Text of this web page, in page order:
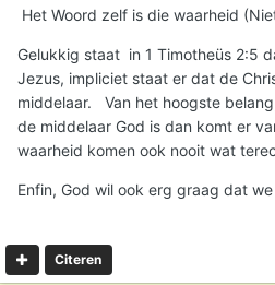
Het Woord zelf is die waarheid
Gelukkig staat in 1 Timotheüs 2:5
Jezus, impliciet staat er dat de
middelaar. Van het hoogste
de middelaar God is dan komt er
waarheid komen ook nooit wat
Enfin, God wil ook erg graag dat
Citeren